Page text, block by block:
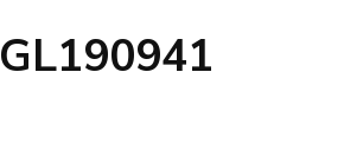
GL190941